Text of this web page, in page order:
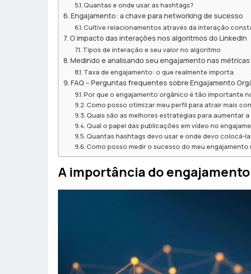
Quantas e onde usar as hashtags?
Engajamento: a chave para networking de sucesso
Cultive relacionamentos através da interação
O impacto das interações nos algoritmos do LinkedIn
Tipos de interação e seu valor no algoritmo
Medindo e analisando seu engajamento nas
Taxa de engajamento: o que realmente importa
FAQ – Perguntas frequentes sobre Engajamento
Por que o engajamento orgânico é tão importante
Como posso otimizar meu perfil para atrair mais
Quais são as melhores estratégias para aumentar
Qual o papel das publicações em vídeo no
Quantas hashtags devo usar e onde devo colocá-
Como posso medir o sucesso do meu engajamento
A importância do